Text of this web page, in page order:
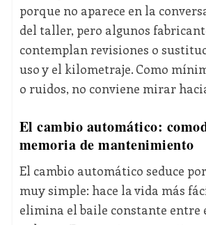
porque no aparece en la
del taller, pero algunos
contemplan revisiones o
uso y el kilometraje. Como
o ruidos, no conviene mirar
El cambio automático:
memoria de mantenimiento
El cambio automático seduce
muy simple: hace la vida más
elimina el baile constante entre